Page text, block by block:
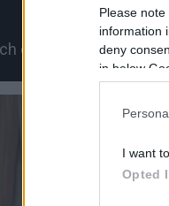
Please
information
deny
in below
I want
Opted